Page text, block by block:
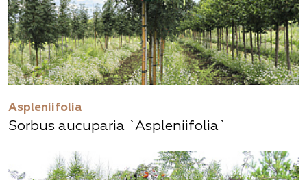
Aspleniifolia
Sorbus aucuparia `Aspleniifolia`